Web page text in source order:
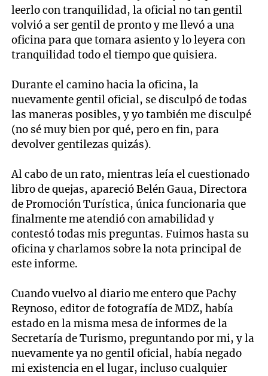
leerlo con tranquilidad, la oficial no tan gentil
volvió a ser gentil de pronto y me llevó a una
oficina para que tomara asiento y lo leyera con
tranquilidad todo el tiempo que quisiera.
Durante el camino hacia la oficina, la
nuevamente gentil oficial, se disculpó de todas
las maneras posibles, y yo también me disculpé
(no sé muy bien por qué, pero en fin, para
devolver gentilezas quizás).
Al cabo de un rato, mientras leía el cuestionado
libro de quejas, apareció Belén Gaua, Directora
de Promoción Turística, única funcionaria que
finalmente me atendió con amabilidad y
contestó todas mis preguntas. Fuimos hasta su
oficina y charlamos sobre la nota principal de
este informe.
Cuando vuelvo al diario me entero que Pachy
Reynoso, editor de fotografía de MDZ, había
estado en la misma mesa de informes de la
Secretaría de Turismo, preguntando por mi, y la
nuevamente ya no gentil oficial, había negado
mi existencia en el lugar, incluso cualquier